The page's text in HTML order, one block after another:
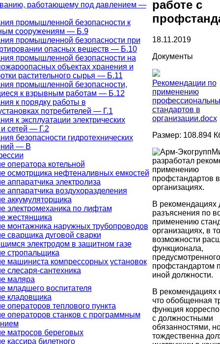
работающему под давлением —
промышленной безопасности к
сооружениям — Б.9
промышленной безопасности при
опасных веществ — Б.10
промышленной безопасности на
объектах хранения и
растительного сырья — Б.11
промышленной безопасности,
к взрывным работам — Б.12
к порядку работы в
потребителей — Г.1
к эксплуатации электрических
сетей — Г.2
безопасности гидротехнических
— В
оператора котельной
осмотрщика нефтеналивных емкостей
аппаратчика электролиза
аппаратчика воздухоразделения
аккумуляторщика
электромеханика по лифтам
жестянщика
монтажника наружных трубопроводов
сварщика дуговой сварки
электродом в защитном газе
стропальщика
машиниста компрессорных установок
слесаря-сантехника
маляра
младшего воспитателя
кладовщика
операторов теплового пункта
операторов станков с программным
матросов береговых
кассира билетного
работе с
18.11.2019
Документы
Рекомендации по
применению
стандартов в
организации.docx
Размер: 108.894
разработал
применению
профстандартов в
организациях.
В рекомендациях
разъяснения по
применению
организациях, в
возможности
функционала,
предусмотренного
профстандартом
иной должности.
В рекомендациях
что обобщенная
функция
с должностными
обязанностями,
тождественна